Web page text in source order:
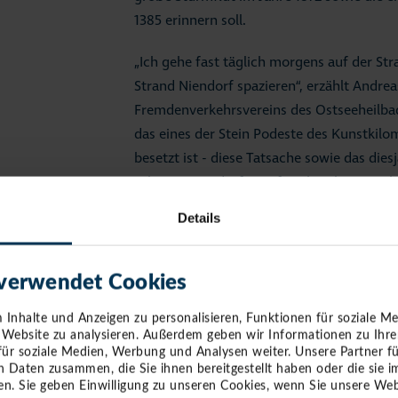
Details
Cookies
Inhalte und Anzeigen zu personalisieren, Funktionen für soziale
zu analysieren. Außerdem geben wir Informationen zu
soziale Medien, Werbung und Analysen weiter. Unsere Partner
Daten zusammen, die Sie ihnen bereitgestellt haben oder die sie
Sie geben Einwilligung zu unseren Cookies, wenn Sie unsere
1385 erinnern soll.
„Ich gehe fast täglich morgens auf der
Strand Niendorf spazieren“, erzählt
Fremdenverkehrsvereins des
das eines der Stein Podeste des
besetzt ist - diese Tatsache sowie das
schönes Niendorfer Hafens brachten
Andreas Müller sprach sich mit weiteren
und wandte sich schließlich an die
Szymoniak -, welche insgesamt für die
verantwortlich zeichnet. Gemeinsam
Skulptur auf die Suche nach einem
entsprechende Umsetzung hatte.